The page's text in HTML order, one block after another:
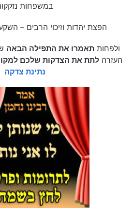
במשפחות
הפצת יהדות וזיכוי הרבים –
ולפחותתאמרו את התפילה הבאה
העזרהלתת את הצדקות שלכם
נתינת צדקה